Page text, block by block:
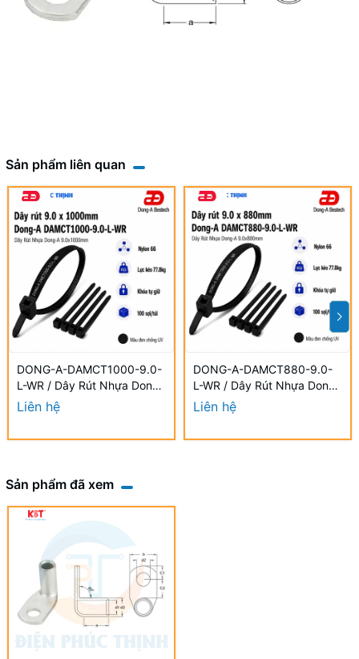
Sản phẩm liên quan
DONG-A-DAMCT1000-9.0-
L-WR / Dây Rút Nhựa Dong-
A 9.0×1000mm Chống UV
Liên hệ
DONG-A-DAMCT880-9.0-
L-WR / Dây Rút Nhựa Dong-
A 9.0×880mm Chống UV
Liên hệ
Sản phẩm đã xem